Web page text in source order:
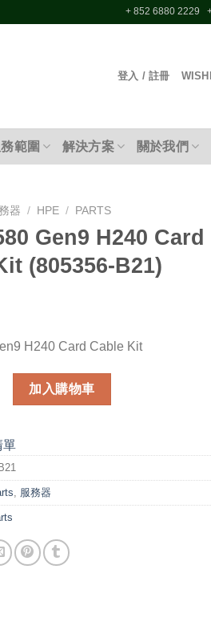
+ 852 6880 2229
登入 / 註冊
務範圍 解決方案 關於我們
器 / HPE / PARTS
Gen9 H240 Card
(805356-B21)
H240 Card Cable Kit
H240 Card Cable Kit (805356-B21) 數
加入購物車
單
服務器